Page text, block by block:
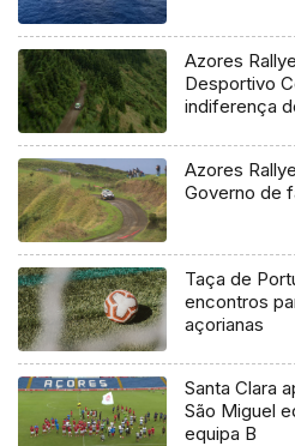
Azores
Desportivo
indiferença
Azores
Governo de
Taça de
encontros
açorianas
Santa Clara
São Miguel
equipa B